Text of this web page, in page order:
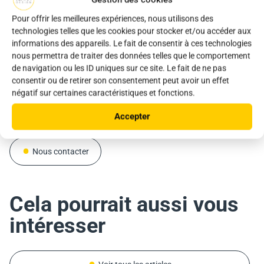
Pour offrir les meilleures expériences, nous utilisons des
technologies telles que les cookies pour stocker et/ou accéder aux
informations des appareils. Le fait de consentir à ces technologies
nous permettra de traiter des données telles que le comportement
de navigation ou les ID uniques sur ce site. Le fait de ne pas
consentir ou de retirer son consentement peut avoir un effet
négatif sur certaines caractéristiques et fonctions.
Accepter
propose une installation très simple et rapide avec des
performances inégalées et des services connectés tels que
la Sunnap’.
Vous avez un projet similaire ou tout autre projet ?
Discutez avec nos commerciaux !
Télécharger la brochure
Nous contacter
produit innovant propose une installation très simple et
rapide avec des performances inégalées et des services
connectés tels que la Sunnap’.
Vous avez un projet similaire ou tout autre projet ?
Discutez avec nos commerciaux !
Télécharger la brochure
Nous contacter
SunnApp, et s'installe très rapidement.
Vous avez un projet similaire ou tout autre projet ?
Discutez avec nos commerciaux !
Télécharger la brochure
Nous contacter
Cela pourrait aussi vous
intéresser